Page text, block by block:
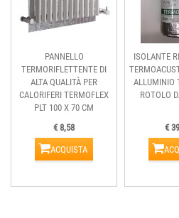
PANNELLO
TERMORIFLETTENTE DI
ALTA QUALITÀ PER
CALORIFERI TERMOFLEX
PLT 100 X 70 CM
€ 8,58
ACQUISTA
ISOLANTE
ALLUMINIO
ROTOLO
€